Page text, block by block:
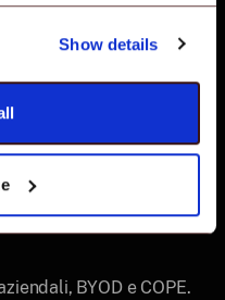
Show details
BYOD e COPE.